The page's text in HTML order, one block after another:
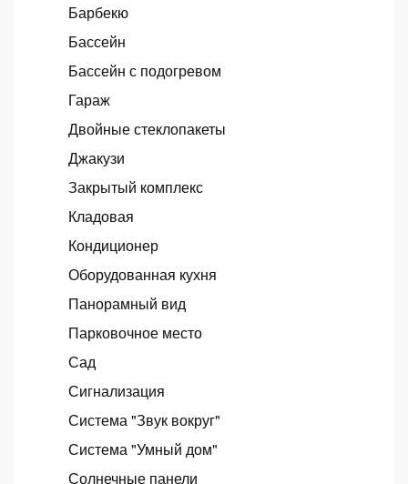
Барбекю
Бассейн
Бассейн с подогревом
Гараж
Двойные стеклопакеты
Джакузи
Закрытый комплекс
Кладовая
Кондиционер
Оборудованная кухня
Панорамный вид
Парковочное место
Сад
Сигнализация
Система "Звук вокруг"
Система "Умный дом"
Солнечные панели